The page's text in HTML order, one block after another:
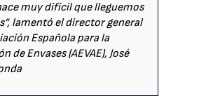
muy difícil que lleguemos
lamentó el director general
Española para la
de Envases (AEVAE), José